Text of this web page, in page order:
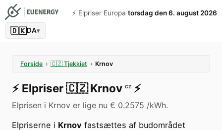
⚡️ Elpriser Europa torsdag den 6. august 2026
🇩🇰DA▾
Forside › 🇨🇿 Tjekkiet › Krnov
⚡️ Elpriser🇨🇿 Krnov CZ ⚡️
Elprisen i Krnov er lige nu € 0.2575 /kWh.
Elpriserne i Krnov fastsættes af budområdet